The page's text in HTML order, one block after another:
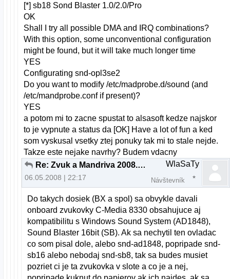
[*] sb18 Sond Blaster 1.0/2.0/Pro
OK
Shall I try all possible DMA and IRQ combinations?
With this option, some unconventional configuration
might be found, but it will take much longer time
YES
Configurating snd-opl3se2
Do you want to modify /etc/madprobe.d/sound (and
/etc/mandprobe.conf if present)?
YES
a potom mi to zacne spustat to alsasoft kedze najskor
to je vypnute a status da [OK] Have a lot of fun a ked
som vyskusal vsetky ztej ponuky tak mi to stale nejde.
Takze este nejake navrhy? Budem vdacny
Re: Zvuk a Mandriva 2008.0 pomoc
06.05.2008 | 22:17
WlaSaTy
Návštevník
Do takych dosiek (BX a spol) sa obvykle davali
onboard zvukovky C-Media 8330 obsahujuce aj
kompatibilitu s Windows Sound System (AD1848),
Sound Blaster 16bit (SB). Ak sa nechytil ten ovladac
co som pisal dole, alebo snd-ad1848, popripade snd-
sb16 alebo nebodaj snd-sb8, tak sa budes musiet
pozriet ci je ta zvukovka v slote a co je a nej,